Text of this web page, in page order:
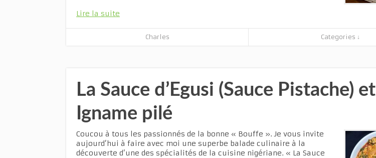
Lire la suite
Charles Categories ↓
La Sauce d’Egusi (Sauce Pistache) et
Igname pilé
Coucou à tous les passionnés de la bonne « Bouffe ». Je vous invite
aujourd’hui à faire avec moi une superbe balade culinaire à la
découverte d’une des spécialités de la cuisine nigériane. « La Sauce